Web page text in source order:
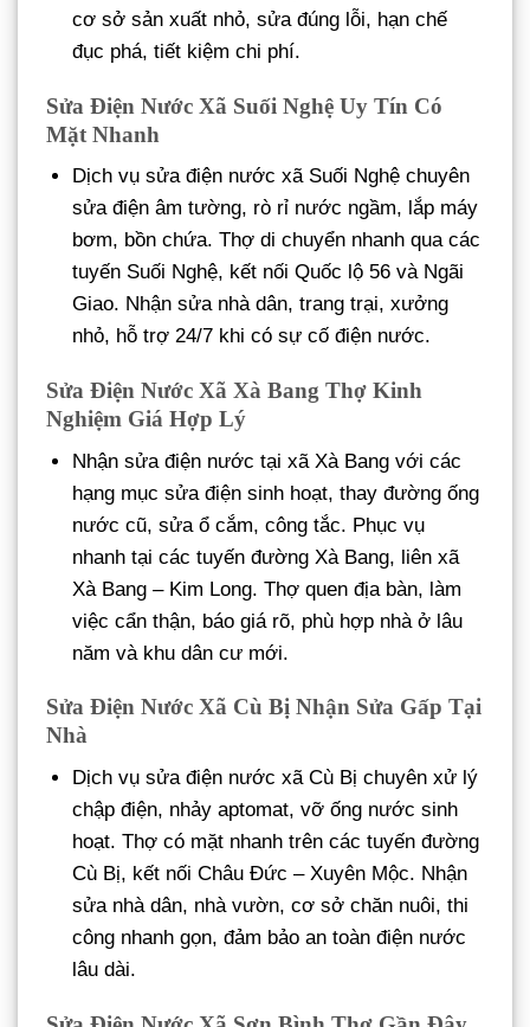
cơ sở sản xuất nhỏ, sửa đúng lỗi, hạn chế
đục phá, tiết kiệm chi phí.
Sửa Điện Nước Xã Suối Nghệ Uy Tín Có
Mặt Nhanh
Dịch vụ sửa điện nước xã Suối Nghệ chuyên
sửa điện âm tường, rò rỉ nước ngầm, lắp máy
bơm, bồn chứa. Thợ di chuyển nhanh qua các
tuyến Suối Nghệ, kết nối Quốc lộ 56 và Ngãi
Giao. Nhận sửa nhà dân, trang trại, xưởng
nhỏ, hỗ trợ 24/7 khi có sự cố điện nước.
Sửa Điện Nước Xã Xà Bang Thợ Kinh
Nghiệm Giá Hợp Lý
Nhận sửa điện nước tại xã Xà Bang với các
hạng mục sửa điện sinh hoạt, thay đường ống
nước cũ, sửa ổ cắm, công tắc. Phục vụ
nhanh tại các tuyến đường Xà Bang, liên xã
Xà Bang – Kim Long. Thợ quen địa bàn, làm
việc cẩn thận, báo giá rõ, phù hợp nhà ở lâu
năm và khu dân cư mới.
Sửa Điện Nước Xã Cù Bị Nhận Sửa Gấp Tại
Nhà
Dịch vụ sửa điện nước xã Cù Bị chuyên xử lý
chập điện, nhảy aptomat, vỡ ống nước sinh
hoạt. Thợ có mặt nhanh trên các tuyến đường
Cù Bị, kết nối Châu Đức – Xuyên Mộc. Nhận
sửa nhà dân, nhà vườn, cơ sở chăn nuôi, thi
công nhanh gọn, đảm bảo an toàn điện nước
lâu dài.